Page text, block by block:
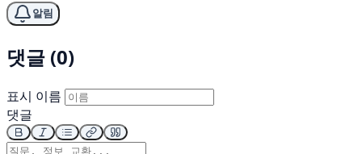
알림
댓글 (0)
표시 이름
댓글